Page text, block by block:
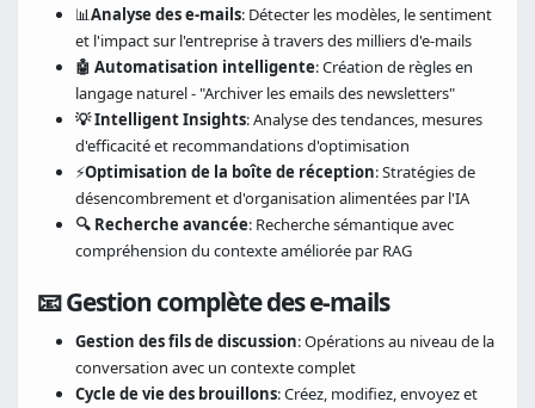
📊Analyse des e-mails: Détecter les modèles, le sentiment
et l'impact sur l'entreprise à travers des milliers d'e-mails
🤖 Automatisation intelligente: Création de règles en
langage naturel - "Archiver les emails des newsletters"
💡 Intelligent Insights: Analyse des tendances, mesures
d'efficacité et recommandations d'optimisation
⚡Optimisation de la boîte de réception: Stratégies de
désencombrement et d'organisation alimentées par l'IA
🔍 Recherche avancée: Recherche sémantique avec
compréhension du contexte améliorée par RAG
📧 Gestion complète des e-mails
Gestion des fils de discussion: Opérations au niveau de la
conversation avec un contexte complet
Cycle de vie des brouillons: Créez, modifiez, envoyez et